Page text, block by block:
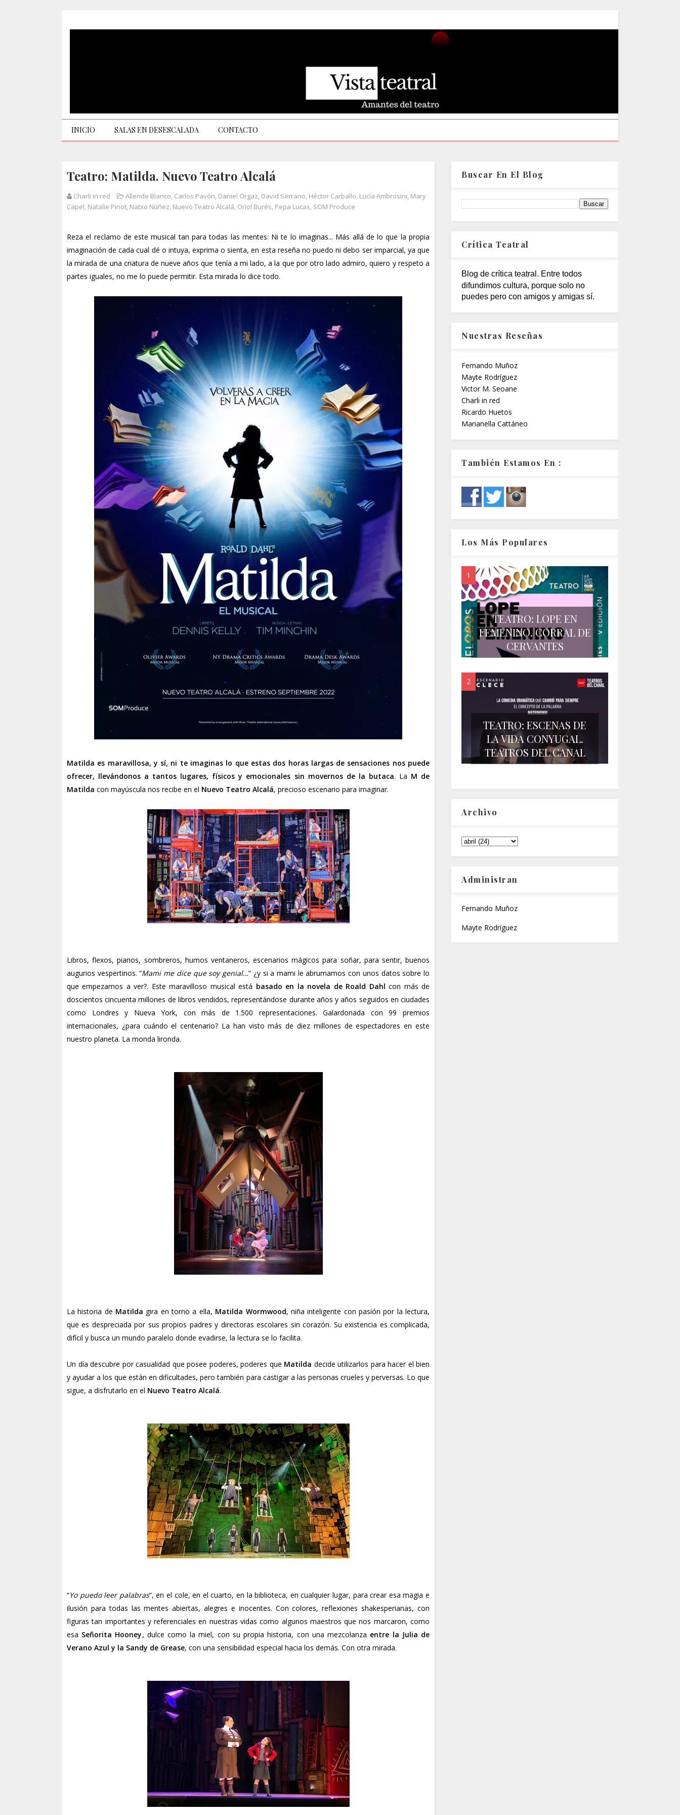
INICIO SALAS EN DESESCALADA CONTACTO
Teatro: Matilda. Nuevo Teatro Alcalá
Charli in red Allende Blanco, Carlos Pavón, Daniel Orgaz, David Serrano, Héctor Carballo, Lucía Ambrosini, Mary
Capel, Natalie Pinot, Natxo Núñez, Nuevo Teatro Alcalá, Oriol Burés, Pepa Lucas, SOM Produce
Reza el reclamo de este musical tan para todas las mentes: Ni te lo imaginas... Más allá de lo que la propia
imaginación de cada cual dé o intuya, exprima o sienta, en esta reseña no puedo ni debo ser imparcial, ya que
la mirada de una criatura de nueve años que tenía a mi lado, a la que por otro lado admiro, quiero y respeto a
partes iguales, no me lo puede permitir. Esta mirada lo dice todo.
Matilda es maravillosa, y sí, ni te imaginas lo que estas dos horas largas de sensaciones nos puede
ofrecer, llevándonos a tantos lugares, físicos y emocionales sin movernos de la butaca. La M de
Matilda con mayúscula nos recibe en el Nuevo Teatro Alcalá, precioso escenario para imaginar.
Libros, flexos, pianos, sombreros, humos ventaneros, escenarios mágicos para soñar, para sentir, buenos
augurios vespertinos. “Mami me dice que soy genial…” ¿y si a mami le abrumamos con unos datos sobre lo
que empezamos a ver?. Este maravilloso musical está basado en la novela de Roald Dahl con más de
doscientos cincuenta millones de libros vendidos, representándose durante años y años seguidos en ciudades
como Londres y Nueva York, con más de 1.500 representaciones. Galardonada con 99 premios
internacionales, ¿para cuándo el centenario? La han visto más de diez millones de espectadores en este
nuestro planeta. La monda lironda.
La historia de Matilda gira en torno a ella, Matilda Wormwood, niña inteligente con pasión por la lectura,
que es despreciada por sus propios padres y directoras escolares sin corazón. Su existencia es complicada,
difícil y busca un mundo paralelo donde evadirse, la lectura se lo facilita.
Un día descubre por casualidad que posee poderes, poderes que Matilda decide utilizarlos para hacer el bien
y ayudar a los que están en dificultades, pero también para castigar a las personas crueles y perversas. Lo que
sigue, a disfrutarlo en el Nuevo Teatro Alcalá.
“Yo puedo leer palabras“, en el cole, en el cuarto, en la biblioteca, en cualquier lugar, para crear esa magia e
ilusión para todas las mentes abiertas, alegres e inocentes. Con colores, reflexiones shakesperianas, con
figuras tan importantes y referenciales en nuestras vidas como algunos maestros que nos marcaron, como
esa Señorita Hooney, dulce como la miel, con su propia historia, con una mezcolanza entre la Julia de
Verano Azul y la Sandy de Grease, con una sensibilidad especial hacia los demás. Con otra mirada.
Buscar En El Blog
Crítica Teatral
Blog de crítica teatral. Entre todos
difundimos cultura, porque solo no
puedes pero con amigos y amigas sí.
Nuestras Reseñas
Fernando Muñoz
Mayte Rodríguez
Victor M. Seoane
Charli in red
Ricardo Huetos
Marianella Cattáneo
También Estamos En :
Los Más Populares
TEATRO: LOPE EN
FEMENINO. CORRAL DE
CERVANTES
TEATRO: ESCENAS DE
LA VIDA CONYUGAL.
TEATROS DEL CANAL
Archivo
Administran
Fernando Muñoz
Mayte Rodríguez